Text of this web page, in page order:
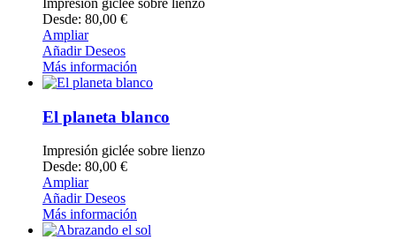
Desde: 80,00 €
Ampliar
Añadir Deseos
Más información
El planeta blanco
Impresión giclée sobre lienzo
Desde: 80,00 €
Ampliar
Añadir Deseos
Más información